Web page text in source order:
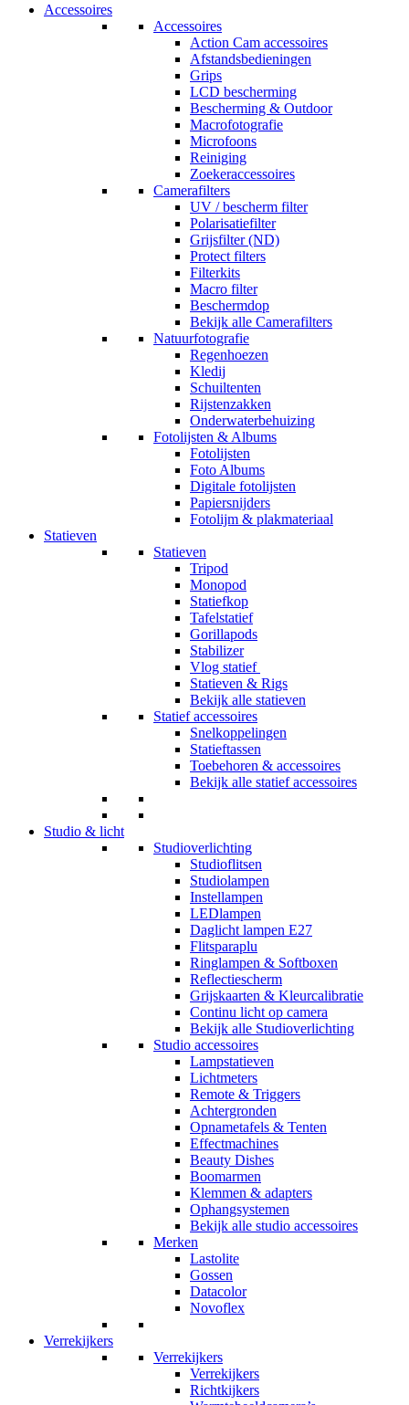
Accessoires
Accessoires
Action Cam accessoires
Afstandsbedieningen
Grips
LCD bescherming
Bescherming & Outdoor
Macrofotografie
Microfoons
Reiniging
Zoekeraccessoires
Camerafilters
UV / bescherm filter
Polarisatiefilter
Grijsfilter (ND)
Protect filters
Filterkits
Macro filter
Beschermdop
Bekijk alle Camerafilters
Natuurfotografie
Regenhoezen
Kledij
Schuiltenten
Rijstenzakken
Onderwaterbehuizing
Fotolijsten & Albums
Fotolijsten
Foto Albums
Digitale fotolijsten
Papiersnijders
Fotolijm & plakmateriaal
Statieven
Statieven
Tripod
Monopod
Statiefkop
Tafelstatief
Gorillapods
Stabilizer
Vlog statief
Statieven & Rigs
Bekijk alle statieven
Statief accessoires
Snelkoppelingen
Statieftassen
Toebehoren & accessoires
Bekijk alle statief accessoires
Studio & licht
Studioverlichting
Studioflitsen
Studiolampen
Instellampen
LEDlampen
Daglicht lampen E27
Flitsparaplu
Ringlampen & Softboxen
Reflectiescherm
Grijskaarten & Kleurcalibratie
Continu licht op camera
Bekijk alle Studioverlichting
Studio accessoires
Lampstatieven
Lichtmeters
Remote & Triggers
Achtergronden
Opnametafels & Tenten
Effectmachines
Beauty Dishes
Boomarmen
Klemmen & adapters
Ophangsystemen
Bekijk alle studio accessoires
Merken
Lastolite
Gossen
Datacolor
Novoflex
Verrekijkers
Verrekijkers
Verrekijkers
Richtkijkers